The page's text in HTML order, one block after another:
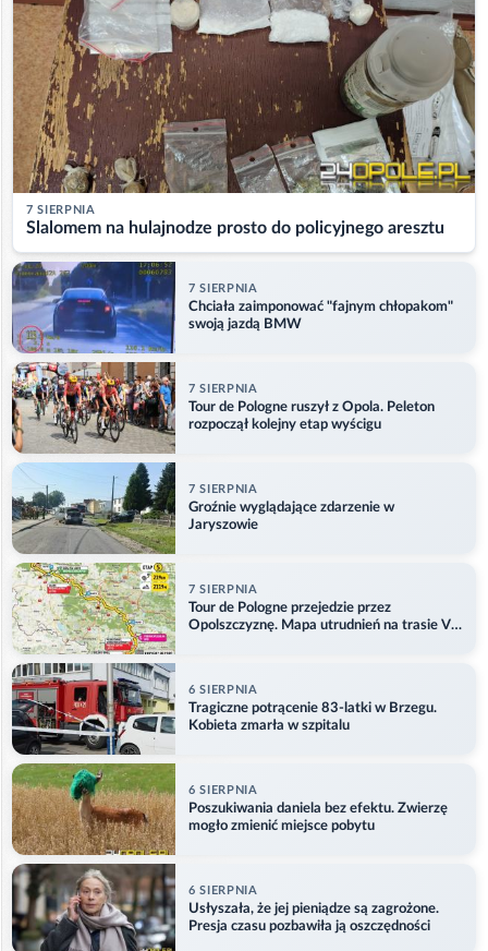
7 SIERPNIA
Slalomem na hulajnodze prosto do policyjnego aresztu
7 SIERPNIA
Chciała zaimponować "fajnym chłopakom"
swoją jazdą BMW
7 SIERPNIA
Tour de Pologne ruszył z Opola. Peleton
rozpoczął kolejny etap wyścigu
7 SIERPNIA
Groźnie wyglądające zdarzenie w
Jaryszowie
7 SIERPNIA
Tour de Pologne przejedzie przez
Opolszczyznę. Mapa utrudnień na trasie V
6 SIERPNIA
Tragiczne potrącenie 83-latki w Brzegu.
Kobieta zmarła w szpitalu
6 SIERPNIA
Poszukiwania daniela bez efektu. Zwierzę
mogło zmienić miejsce pobytu
6 SIERPNIA
Usłyszała, że jej pieniądze są zagrożone.
Presja czasu pozbawiła ją oszczędności